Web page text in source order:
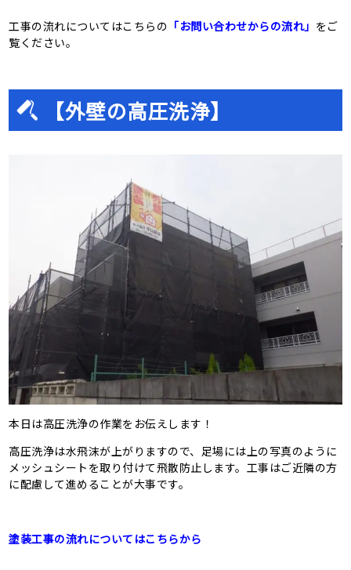
工事の流れについてはこちらの 「お問い合わせからの流れ」 をご
覧ください。
【外壁の高圧洗浄】
本日は高圧洗浄の作業をお伝えします！
高圧洗浄は水飛沫が上がりますので、足場には上の写真のように
メッシュシートを取り付けて飛散防止します。工事はご近隣の方
に配慮して進めることが大事です。
塗装工事の流れについてはこちらから